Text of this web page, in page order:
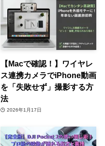
【Macで確認！】ワイヤレ
ス連携カメラでiPhone動画
を「失敗せず」撮影する方
法
2026年1月17日